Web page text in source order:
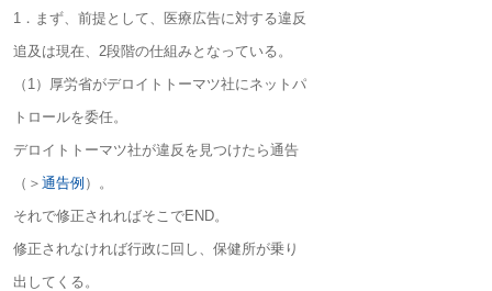
1．まず、前提として、医療広告に対する違反
追及は現在、2段階の仕組みとなっている。
（1）厚労省がデロイトトーマツ社にネットパ
トロールを委任。
デロイトトーマツ社が違反を見つけたら通告
（＞ 通告例 ）。
それで修正されればそこでEND。
修正されなければ行政に回し、保健所が乗り
出してくる。